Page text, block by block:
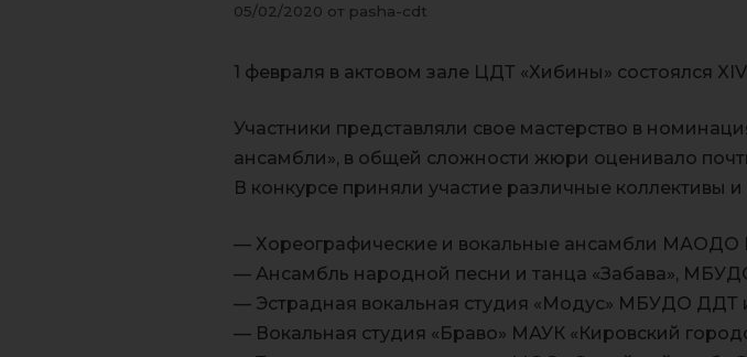
05/02/2020 от pasha-cdt
1 февраля в актовом зале ЦДТ «Хибины» состоялся
Участники представляли свое мастерство в
ансамбли», в общей сложности жюри оценивало
В конкурсе приняли участие различные коллективы
— Хореографические и вокальные ансамбли МАОДО
— Ансамбль народной песни и танца «Забава»,
— Эстрадная вокальная студия «Модус» МБУДО ДДТ
— Вокальная студия «Браво» МАУК «Кировский